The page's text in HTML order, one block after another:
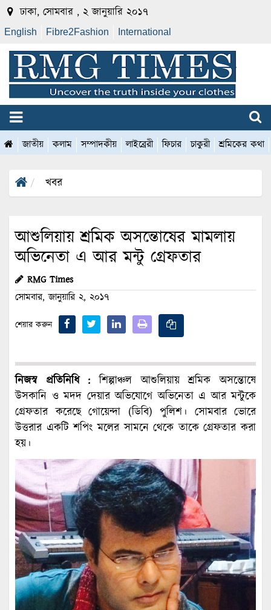
ঢাকা, সোমবার , ২ জানুয়ারি ২০১৭
English Fibre2Fashion International
জাতীয় কলাম সম্পাদকীয় লাইব্রেরী ফিচার চাকুরী শ্রমিকের কথা
খবর
আশুলিয়ায় শ্রমিক অসন্তোষের মামলায়
অভিনেতা এ আর মন্টু গ্রেফতার
RMG Times
সোমবার, জানুয়ারি ২, ২০১৭
শেয়ার করুন
নিজস্ব প্রতিনিধি : শিল্পাঞ্চল আশুলিয়ায় শ্রমিক অসন্তোষে
উসকানি ও মদদ দেয়ার অভিযোগে অভিনেতা এ আর মন্টুকে
গ্রেফতার করেছে গোয়েন্দা (ডিবি) পুলিশ। সোমবার ভোরে
উত্তরার একটি শপিং মলের সামনে থেকে তাকে গ্রেফতার করা
হয়।